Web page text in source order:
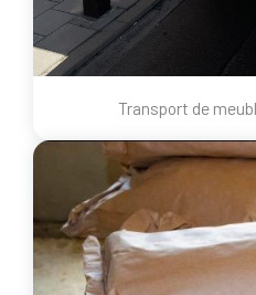
Transport de